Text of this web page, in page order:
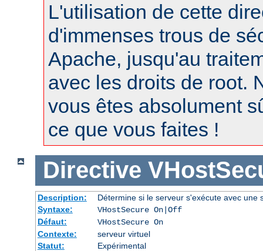
L'utilisation de cette
d'immenses trous de
Apache, jusqu'au
avec les droits de root.
vous êtes absolument
ce que vous faites !
Directive
Description:
Détermine si le serveur s'exécute avec
Syntaxe:
VHostSecure On|Off
Défaut:
VHostSecure On
Contexte:
serveur virtuel
Statut:
Expérimental